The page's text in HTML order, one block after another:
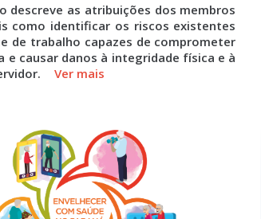
descreve as atribuições dos membros
como identificar os riscos existentes
de trabalho capazes de comprometer
e causar danos à integridade física e à
Ver mais